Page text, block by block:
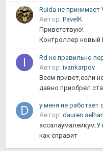
Ruida не принимает
Автор: PavelK
Приветствую!
Контроллер новый
Rd не правильно
Автор: ivankarpov
Всем привет,если
давно приобрел
у меня не работает
Автор:
ассалаумалейкум.У
как справит